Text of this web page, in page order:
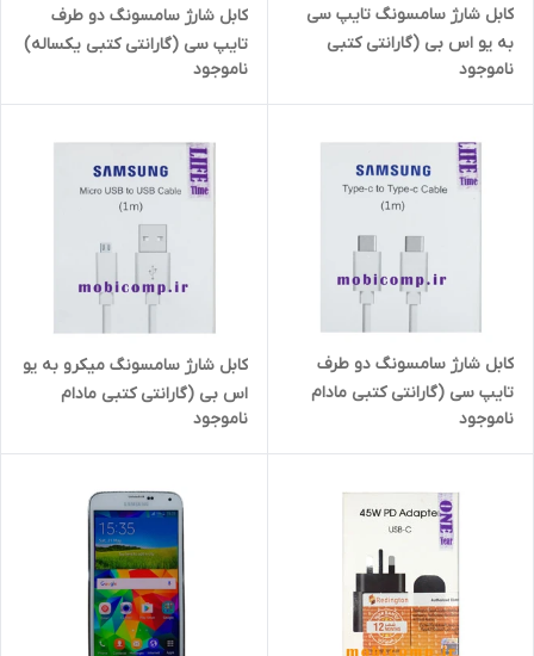
کابل شارژ سامسونگ تایپ سی
به یو اس بی (گارانتی کتبی
یکساله) 1 متر
ناموجود
کابل شارژ سامسونگ دو طرف
تایپ سی (گارانتی کتبی یکساله)
1 مترناموجود
کابل شارژ سامسونگ دو طرف
تایپ سی (گارانتی کتبی مادام
العمر) 1 متر
ناموجود
کابل شارژ سامسونگ میکرو به یو
اس بی (گارانتی کتبی مادام
العمر) 1 متر
ناموجود